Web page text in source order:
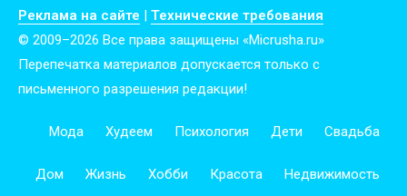
Реклама на сайте | Технические требования
© 2009–2026 Все права защищены «Micrusha.ru»
Перепечатка материалов допускается только с
письменного разрешения редакции!
Мода Худеем Психология Дети Свадьба
Дом Жизнь Хобби Красота Недвижимость